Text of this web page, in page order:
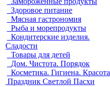
Здоровое питание
Мясная гастрономия
Рыба и морепродукты
Кондитерские изделия.
Сладости
Товары для детей
Дом. Чистота. Порядок
Косметика. Гигиена. Красота
Праздник Светлой Пасхи